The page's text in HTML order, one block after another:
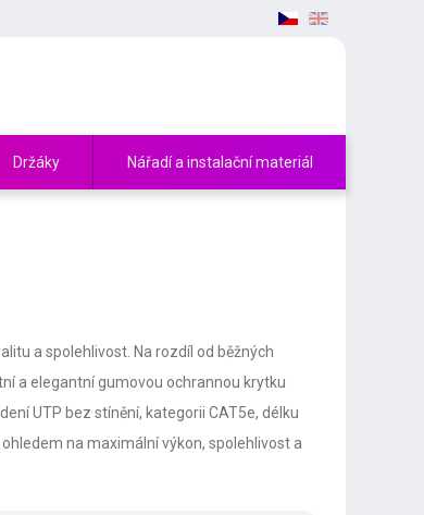
Držáky Nářadí a instalační materiál
a spolehlivost. Na rozdíl od běžných
a elegantní gumovou ochrannou krytku
UTP bez stínění, kategorii CAT5e, délku
na maximální výkon, spolehlivost a